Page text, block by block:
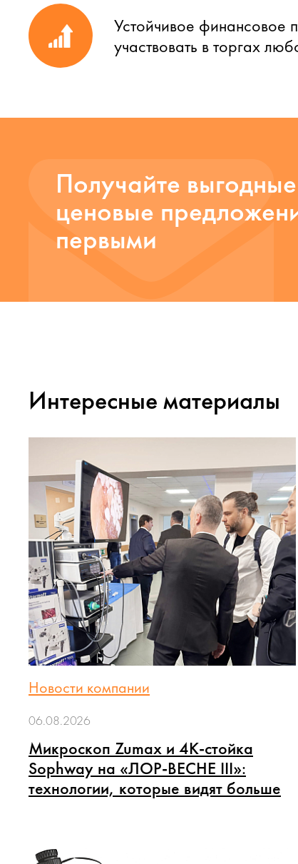
Устойчивое финансовое
участвовать в торгах
Получайте выгодные
ценовые
первыми
Интересные материалы
Новости компании
06.08.2026
Микроскоп Zumax и 4K-стойка
Sophway на «ЛОР-ВЕСНЕ III»:
технологии, которые видят больше